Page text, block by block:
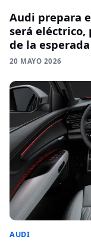
Audi prepara
será eléctrico,
de la esperada
20 MAYO 2026
AUDI